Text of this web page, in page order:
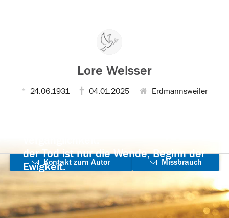
Lore Weisser
24.06.1931 04.01.2025 Erdmannsweiler
der Tod ist nur die Wende, Beginn der
Ewigkeit.
Kontakt zum Autor
aufnehmen
Missbrauch